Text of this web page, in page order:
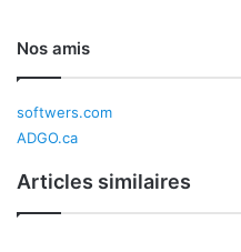
Nos amis
softwers.com
ADGO.ca
Articles similaires